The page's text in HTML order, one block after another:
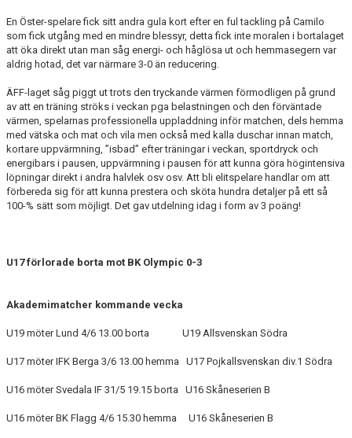
En Öster-spelare fick sitt andra gula kort efter en ful tackling på Camilo
som fick utgång med en mindre blessyr, detta fick inte moralen i bortalaget
att öka direkt utan man såg energi- och håglösa ut och hemmasegern var
aldrig hotad, det var närmare 3-0 än reducering.
ÄFF-laget såg piggt ut trots den tryckande värmen förmodligen på grund
av att en träning ströks i veckan pga belastningen och den förväntade
värmen, spelarnas professionella uppladdning inför matchen, dels hemma
med vätska och mat och vila men också med kalla duschar innan match,
kortare uppvärmning, ”isbad” efter träningar i veckan, sportdryck och
energibars i pausen, uppvärmning i pausen för att kunna göra högintensiva
löpningar direkt i andra halvlek osv osv. Att bli elitspelare handlar om att
förbereda sig för att kunna prestera och sköta hundra detaljer på ett så
100-% sätt som möjligt. Det gav utdelning idag i form av 3 poäng!
U17 förlorade borta mot BK Olympic 0-3
Akademimatcher kommande vecka
U19 möter Lund 4/6 13.00 borta U19 Allsvenskan Södra
U17 möter IFK Berga 3/6 13.00 hemma U17 Pojkallsvenskan div.1 Södra
U16 möter Svedala IF 31/5 19.15 borta U16 Skåneserien B
U16 möter BK Flagg 4/6 15.30 hemma U16 Skåneserien B